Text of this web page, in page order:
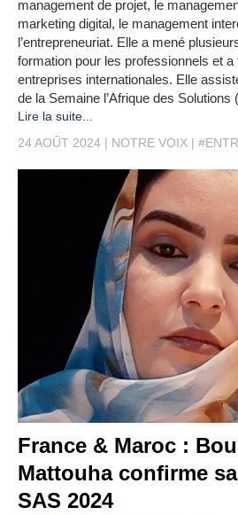
management de projet, le
marketing digital, le management
l’entrepreneuriat. Elle a mené
formation pour les professionnels et
entreprises internationales. Elle
de la Semaine l’Afrique des Solutions
Lire la suite...
24 AOÛT 2024
NOTRE VOIX
France & Maroc :
Mattouha confirme
SAS 2024